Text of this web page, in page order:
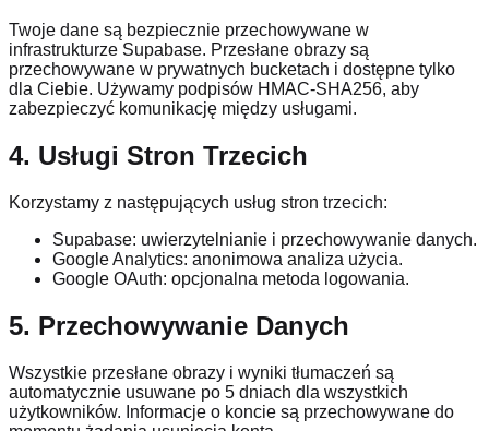
Twoje dane są bezpiecznie przechowywane w
infrastrukturze Supabase. Przesłane obrazy są
przechowywane w prywatnych bucketach i dostępne tylko
dla Ciebie. Używamy podpisów HMAC-SHA256, aby
zabezpieczyć komunikację między usługami.
4. Usługi Stron Trzecich
Korzystamy z następujących usług stron trzecich:
Supabase: uwierzytelnianie i przechowywanie danych.
Google Analytics: anonimowa analiza użycia.
Google OAuth: opcjonalna metoda logowania.
5. Przechowywanie Danych
Wszystkie przesłane obrazy i wyniki tłumaczeń są
automatycznie usuwane po 5 dniach dla wszystkich
użytkowników. Informacje o koncie są przechowywane do